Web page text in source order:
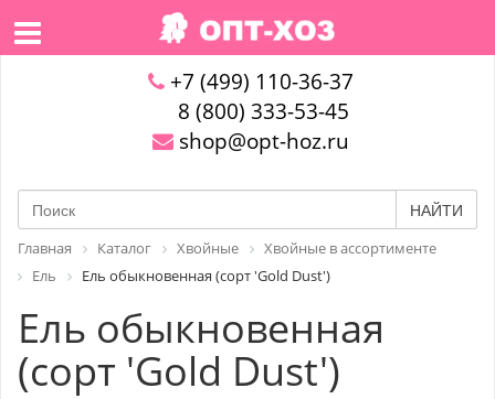
+7 (499) 110-36-37
8 (800) 333-53-45
shop@opt-hoz.ru
НАЙТИ
Главная Каталог Хвойные
Хвойные в ассортименте
Ель
Ель обыкновенная (сорт 'Gold Dust')
Ель обыкновенная
(сорт 'Gold Dust')